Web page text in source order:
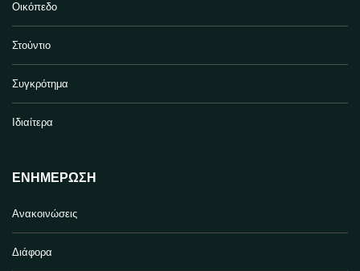
Οικόπεδο
Στούντιο
Συγκρότημα
Ιδιαίτερα
ΕΝΗΜΈΡΩΣΗ
Ανακοινώσεις
Διάφορα